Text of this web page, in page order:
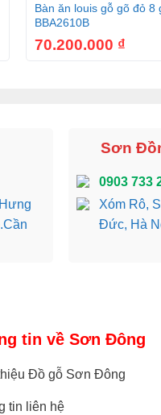
Bàn ăn louis gỗ gõ đỏ 8
BBA2610B
70.200.000 ₫
Sơn
0903 733
Xóm Rô,
Đức, Hà
tin về Sơn Đông
Đồ gỗ Sơn Đông
tin liên hệ